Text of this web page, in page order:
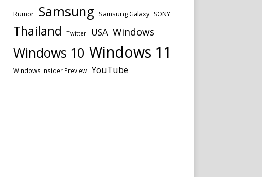
Rumor Samsung Samsung Galaxy SONY
Thailand Twitter USA Windows
Windows 10 Windows 11
Windows Insider Preview YouTube